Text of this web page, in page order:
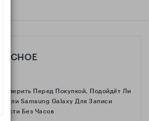
Перед Покупкой, Подойдёт Ли
Или Samsung Galaxy Для Записи
Без Часов